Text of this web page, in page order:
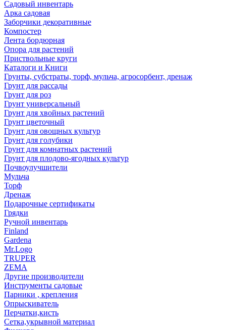
Садовый инвентарь
Арка садовая
Заборчики декоративные
Компостер
Лента бордюрная
Опора для растений
Приствольные круги
Каталоги и Книги
Грунты, субстраты, торф, мульча, агросорбент, дренаж
Грунт для рассады
Грунт для роз
Грунт универсальный
Грунт для хвойных растений
Грунт цветочный
Грунт для овощных культур
Грунт для голубики
Грунт для комнатных растений
Грунт для плодово-ягодных культур
Почвоулучшители
Мульча
Торф
Дренаж
Подарочные сертификаты
Грядки
Ручной инвентарь
Finland
Gardena
Mr.Logo
TRUPER
ZEMA
Другие производители
Инструменты садовые
Парники , крепления
Опрыскиватель
Перчатки,кисть
Сетка,укрывной материал